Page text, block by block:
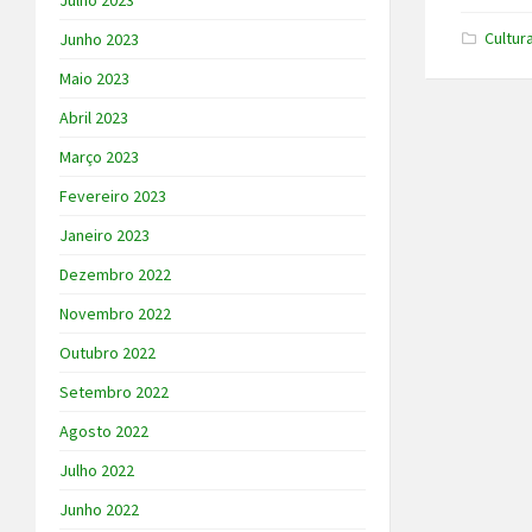
Junho 2023
Maio 2023
Abril 2023
Março 2023
Fevereiro 2023
Janeiro 2023
Dezembro 2022
Novembro 2022
Outubro 2022
Setembro 2022
Agosto 2022
Julho 2022
Junho 2022